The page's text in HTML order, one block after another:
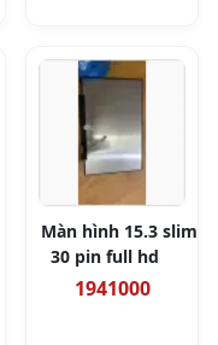
Màn hình 15.3 slim
30 pin full hd
1941000